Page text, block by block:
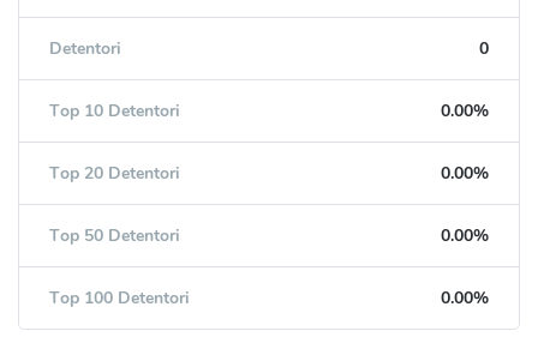
Detentori 0
Top 10 Detentori 0.00%
Top 20 Detentori 0.00%
Top 50 Detentori 0.00%
Top 100 Detentori 0.00%